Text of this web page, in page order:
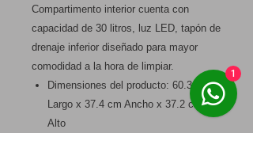
Compartimento interior cuenta con
capacidad de 30 litros, luz LED, tapón de
drenaje inferior diseñado para mayor
comodidad a la hora de limpiar.
Dimensiones del producto: 60.3 cm
Largo x 37.4 cm Ancho x 37.2 cm
Alto
1